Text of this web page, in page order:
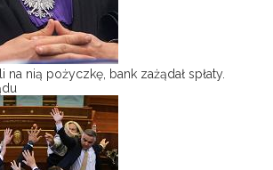
na nią pożyczkę, bank zażądał spłaty.